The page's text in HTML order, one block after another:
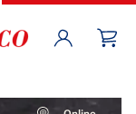
Merkzettel